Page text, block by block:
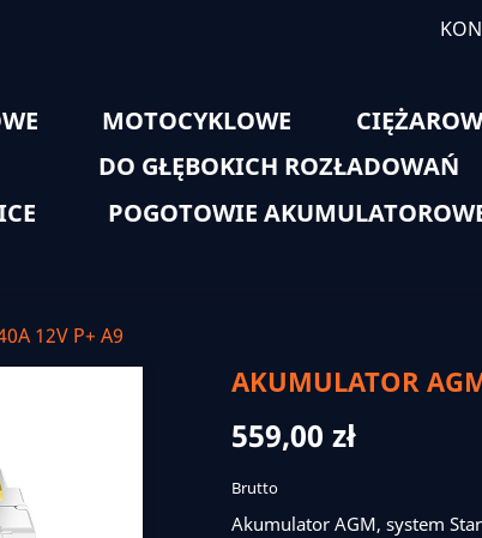
MOTOCYKLOWE
DO GŁĘBOKICH ROZŁADOWAŃ
POGOTOWIE
12V P+ A9
AKUMULATOR
559,00 zł
Brutto
Akumulator AGM, system